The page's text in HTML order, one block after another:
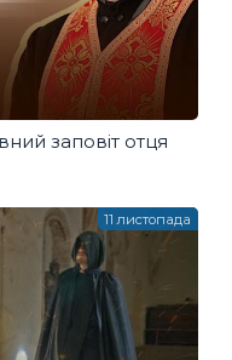
заповіт отця
11 листопада